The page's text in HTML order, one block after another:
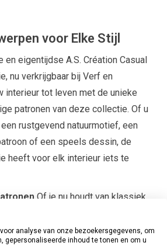
voor Elke Stijl
eigentijdse A.S. Création Casual
nu verkrijgbaar bij Verf en
interieur tot leven met de unieke
patronen van deze collectie. Of u
rustgevend natuurmotief, een
of een speels dessin, de
heeft voor elk interieur iets te
Of je nu houdt van klassiek,
design, je vindt zeker een optie
analyse van onze bezoekersgegevens, om
gepersonaliseerde inhoud te tonen en om u